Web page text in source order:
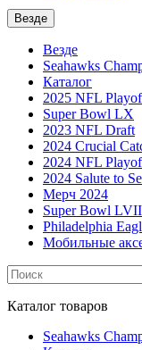
Везде
Везде
Seahawks
Каталог
2025 NFL
Super Bowl LX
2023 NFL Draft
2024 Crucial
2024 NFL
2024 Salute to
Мерч 2024
Super Bowl
Philadelphia
Мобильные
Каталог товаров
Seahawks